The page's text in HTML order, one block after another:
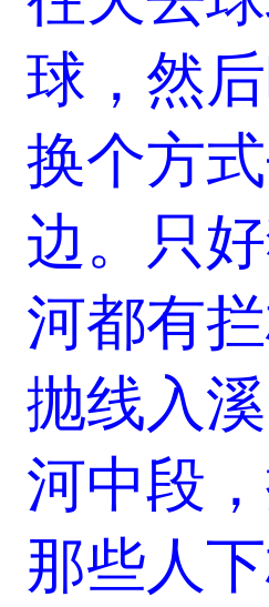
球，然
换个方
边。只
河都有
抛线入
河中段
那些人